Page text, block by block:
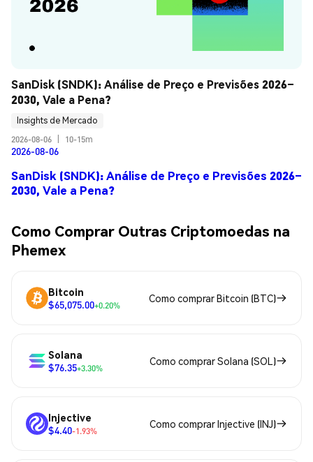
SanDisk (SNDK): Análise de Preço e Previsões 2026–
2030, Vale a Pena?
Insights de Mercado
2026-08-06
10-15m
2026-08-06
SanDisk (SNDK): Análise de Preço e Previsões 2026–
2030, Vale a Pena?
Como Comprar Outras Criptomoedas na
Phemex
Bitcoin
$65,075.00+0.20%
Como comprar Bitcoin (BTC)
Solana
$76.35+3.30%
Como comprar Solana (SOL)
Injective
$4.40-1.93%
Como comprar Injective (INJ)